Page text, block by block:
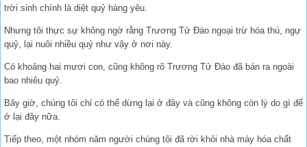
trời sinh chính là diệt quỷ hàng yêu.
Nhưng tôi thực sự không ngờ rằng Trương Tử Đào ngoại trừ hóa thú, ngự
quỷ, lại nuôi nhiều quỷ như vậy ở nơi này.
Có khoảng hai mươi con, cũng không rõ Trương Tử Đào đã bán ra ngoài
bao nhiêu quỷ.
Bây giờ, chúng tôi chỉ có thể dừng lại ở đây và cũng không còn lý do gì để
ở lại đây nữa.
Tiếp theo, một nhóm năm người chúng tôi đã rời khỏi nhà máy hóa chất